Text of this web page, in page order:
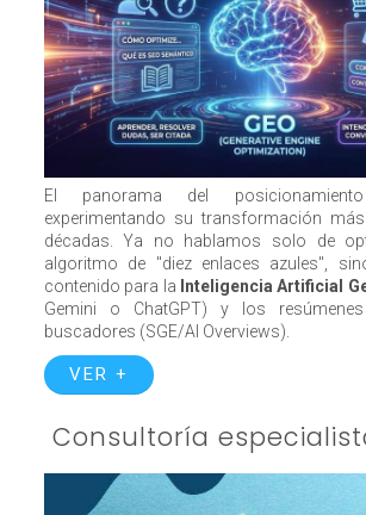
El panorama del
experimentando su transformación
décadas. Ya no hablamos solo de
algoritmo de "diez enlaces azules",
contenido para la Inteligencia Artificial
Gemini o ChatGPT) y los
buscadores (SGE/AI Overviews).
VER +
Consultoría